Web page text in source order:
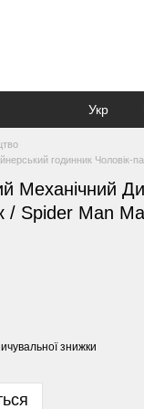
Укр
годинник
Механічний
/ Spider Man
знижки